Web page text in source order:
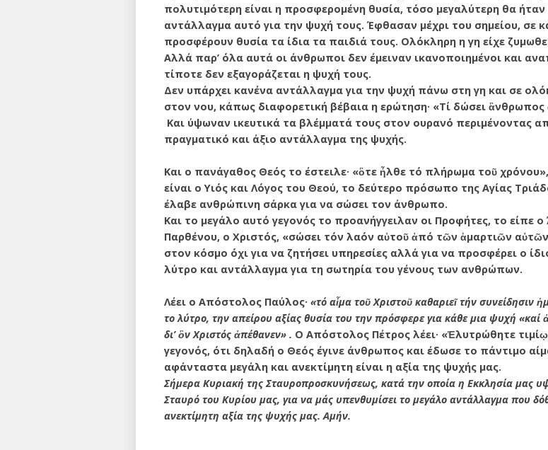
πολυτιμότερη είναι η προσφερομένη θυσία, τόσο μεγαλύτερη θα ήταν
αντάλλαγμα αυτό για την ψυχή τους. Έφθασαν μέχρι του σημείου, σε
προσφέρουν θυσία τα ίδια τα παιδιά τους. Ολόκληρη η γη είχε
Αλλά παρ’ όλα αυτά οι άνθρωποι δεν έμειναν ικανοποιημένοι και
τίποτε δεν εξαγοράζεται η ψυχή τους.
Δεν υπάρχει κανένα αντάλλαγμα για την ψυχή πάνω στη γη και σε
στον νου, κάπως διαφορετική βέβαια η ερώτηση· «Τί δώσει
Και ύψωναν ικευτικά τα βλέμματά τους στον ουρανό περιμένοντας
πραγματικό και άξιο αντάλλαγμα της ψυχής.
Και ο πανάγαθος Θεός το έστειλε· «ὃτε ἦλθε τό πλήρωμα τοῦ
είναι ο Υιός και Λόγος του Θεού, το δεύτερο πρόσωπο της Αγίας
έλαβε ανθρώπινη σάρκα για να σώσει τον άνθρωπο.
Και το μεγάλο αυτό γεγονός το προανήγγειλαν οι Προφήτες, το είπε
Παρθένου, ο Χριστός, «σώσει τόν λαόν αὐτοῦ ἀπό τῶν ἁμαρτιῶν
στον κόσμο όχι για να ζητήσει υπηρεσίες αλλά για να προσφέρει ο
λύτρο και αντάλλαγμα για τη σωτηρία του γένους των ανθρώπων.
Λέει ο Απόστολος Παύλος· «τό αἷμα τοῦ Χριστοῦ καθαριεῖ τήν
το λύτρο, την απείρου αξίας θυσία του την πρόσφερε για κάθε μια ψυχή «καί
δι’ ὃν Χριστός ἀπέθανεν» . Ο Απόστολος Πέτρος λέει· «Ἐλυτρώθητε
γεγονός, ότι δηλαδή ο Θεός έγινε άνθρωπος και έδωσε το πάντιμο
αφάνταστα μεγάλη και ανεκτίμητη είναι η αξία της ψυχής μας.
Σήμερα Κυριακή της Σταυροπροσκυνήσεως, κατά την οποία η Εκκλησία μας
Σταυρό του Κυρίου μας, για να μάς υπενθυμίσει το μεγάλο αντάλλαγμα που
ανεκτίμητη αξία της ψυχής μας. Αμήν.